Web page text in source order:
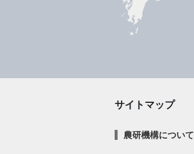
サイトマップ
農研機構について